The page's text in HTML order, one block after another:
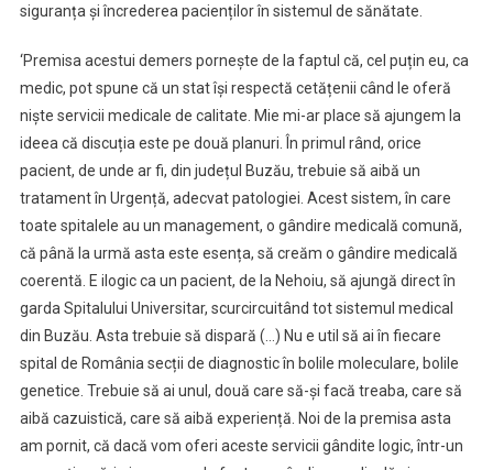
siguranța și încrederea pacienților în sistemul de sănătate.
‘Premisa acestui demers pornește de la faptul că, cel puțin eu, ca
medic, pot spune că un stat își respectă cetățenii când le oferă
niște servicii medicale de calitate. Mie mi-ar place să ajungem la
ideea că discuția este pe două planuri. În primul rând, orice
pacient, de unde ar fi, din județul Buzău, trebuie să aibă un
tratament în Urgență, adecvat patologiei. Acest sistem, în care
toate spitalele au un management, o gândire medicală comună,
că până la urmă asta este esența, să creăm o gândire medicală
coerentă. E ilogic ca un pacient, de la Nehoiu, să ajungă direct în
garda Spitalului Universitar, scurcircuitând tot sistemul medical
din Buzău. Asta trebuie să dispară (…) Nu e util să ai în fiecare
spital de România secții de diagnostic în bolile moleculare, bolile
genetice. Trebuie să ai unul, două care să-și facă treaba, care să
aibă cazuistică, care să aibă experiență. Noi de la premisa asta
am pornit, că dacă vom oferi aceste servicii gândite logic, într-un